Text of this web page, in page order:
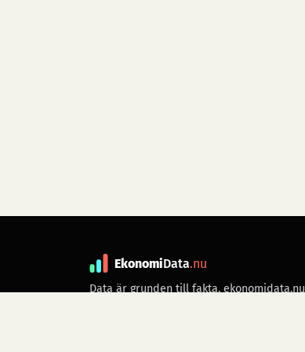
EkonomiData.nu
Data är grunden till fakta. ekonomidata.nu